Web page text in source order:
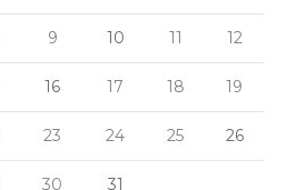
9 10 11 12
16 17 18 19
23 24 25 26
30 31